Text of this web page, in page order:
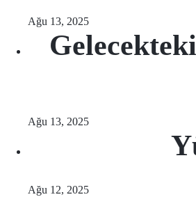
Ağu 13, 2025
Ağu 13, 2025
Ağu 12, 2025